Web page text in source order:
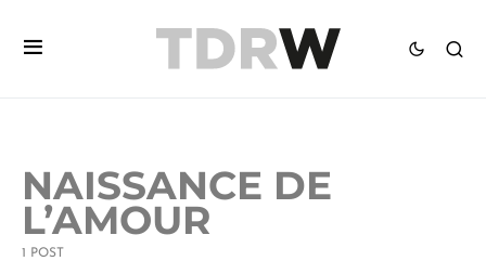
NAISSANCE DE
L’AMOUR
1 POST